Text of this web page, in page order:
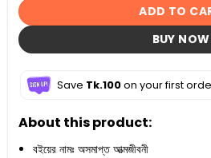
ADD TO
BUY NOW
Save Tk.100on your first
About this product:
বইয়ের নামঃ অসমাপ্ত আত্মজীবনী